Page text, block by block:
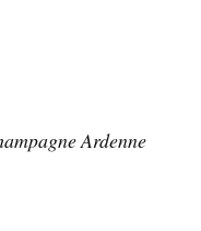
Ardenne